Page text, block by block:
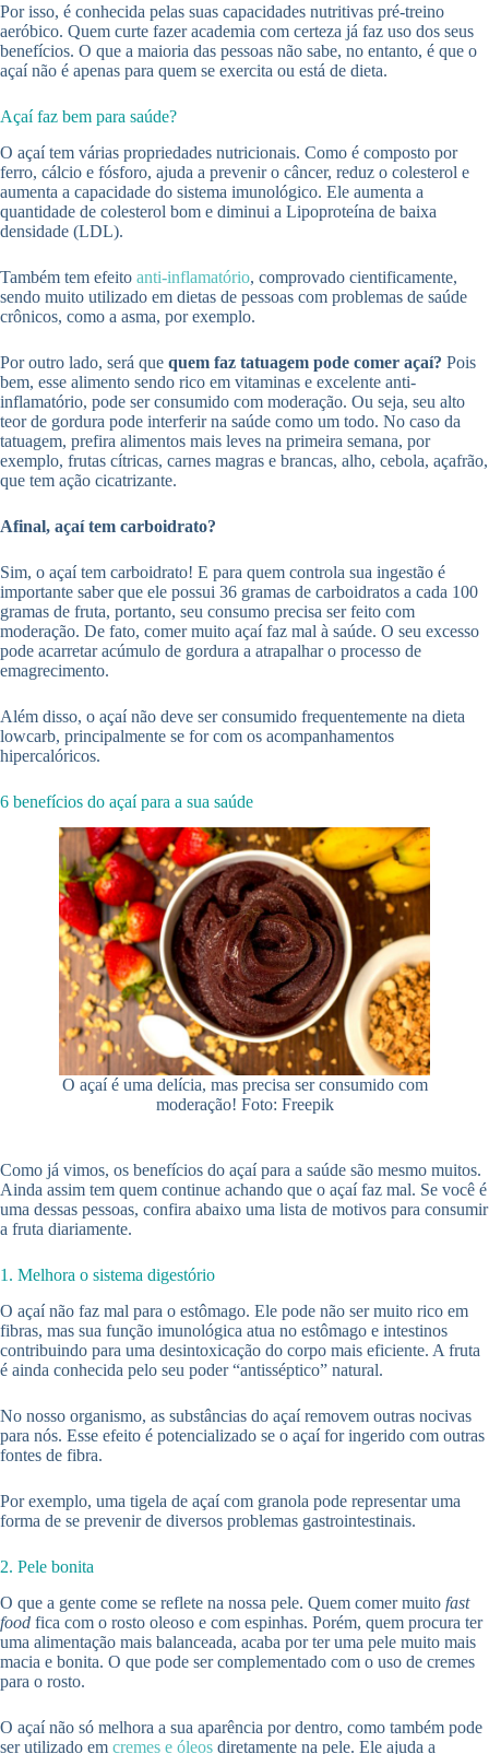
Por isso, é conhecida pelas suas capacidades nutritivas pré-treino
aeróbico. Quem curte fazer academia com certeza já faz uso dos seus
benefícios. O que a maioria das pessoas não sabe, no entanto, é que o
açaí não é apenas para quem se exercita ou está de dieta.
Açaí faz bem para saúde?
O açaí tem várias propriedades nutricionais. Como é composto por
ferro, cálcio e fósforo, ajuda a prevenir o câncer, reduz o colesterol e
aumenta a capacidade do sistema imunológico. Ele aumenta a
quantidade de colesterol bom e diminui a Lipoproteína de baixa
densidade (LDL).
Também tem efeito anti-inflamatório, comprovado cientificamente,
sendo muito utilizado em dietas de pessoas com problemas de saúde
crônicos, como a asma, por exemplo.
Por outro lado, será que quem faz tatuagem pode comer açaí? Pois
bem, esse alimento sendo rico em vitaminas e excelente anti-
inflamatório, pode ser consumido com moderação. Ou seja, seu alto
teor de gordura pode interferir na saúde como um todo. No caso da
tatuagem, prefira alimentos mais leves na primeira semana, por
exemplo, frutas cítricas, carnes magras e brancas, alho, cebola, açafrão,
que tem ação cicatrizante.
Afinal, açaí tem carboidrato?
Sim, o açaí tem carboidrato! E para quem controla sua ingestão é
importante saber que ele possui 36 gramas de carboidratos a cada 100
gramas de fruta, portanto, seu consumo precisa ser feito com
moderação. De fato, comer muito açaí faz mal à saúde. O seu excesso
pode acarretar acúmulo de gordura a atrapalhar o processo de
emagrecimento.
Além disso, o açaí não deve ser consumido frequentemente na dieta
lowcarb, principalmente se for com os acompanhamentos
hipercalóricos.
6 benefícios do açaí para a sua saúde
O açaí é uma delícia, mas precisa ser consumido com
moderação! Foto: Freepik
Como já vimos, os benefícios do açaí para a saúde são mesmo muitos.
Ainda assim tem quem continue achando que o açaí faz mal. Se você é
uma dessas pessoas, confira abaixo uma lista de motivos para consumir
a fruta diariamente.
1. Melhora o sistema digestório
O açaí não faz mal para o estômago. Ele pode não ser muito rico em
fibras, mas sua função imunológica atua no estômago e intestinos
contribuindo para uma desintoxicação do corpo mais eficiente. A fruta
é ainda conhecida pelo seu poder “antisséptico” natural.
No nosso organismo, as substâncias do açaí removem outras nocivas
para nós. Esse efeito é potencializado se o açaí for ingerido com outras
fontes de fibra.
Por exemplo, uma tigela de açaí com granola pode representar uma
forma de se prevenir de diversos problemas gastrointestinais.
2. Pele bonita
O que a gente come se reflete na nossa pele. Quem comer muito fast
food fica com o rosto oleoso e com espinhas. Porém, quem procura ter
uma alimentação mais balanceada, acaba por ter uma pele muito mais
macia e bonita. O que pode ser complementado com o uso de cremes
para o rosto.
O açaí não só melhora a sua aparência por dentro, como também pode
ser utilizado em cremes e óleos diretamente na pele. Ele ajuda a